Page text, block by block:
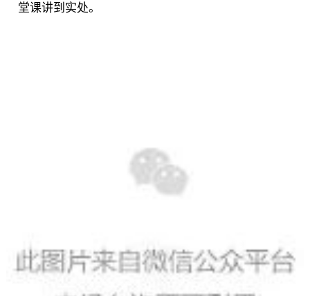
堂课讲到实处。